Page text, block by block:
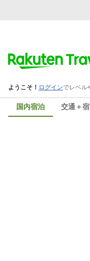
国内宿泊 交通＋宿